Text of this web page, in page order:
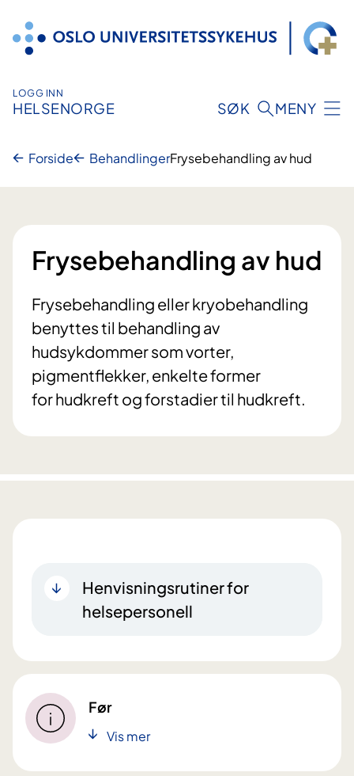
innhold
LOGG INN
HELSENORGE SØK MENY
Forside BehandlingerFrysebehandling av hud
Frysebehandling av hud
Frysebehandling eller kryobehandling
benyttes til behandling av
hudsykdommer som vorter,
pigmentflekker, enkelte former
for hudkreft og forstadier til hudkreft.
Henvisningsrutiner for
helsepersonell
Før
Vis mer